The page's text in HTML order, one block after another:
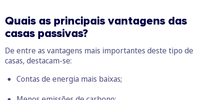
Quais as principais vantagens das
casas passivas?
De entre as vantagens mais importantes deste tipo de
casas, destacam-se:
Contas de energia mais baixas;